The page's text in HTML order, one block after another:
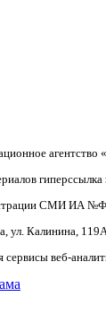
агентство
гиперссылка
СМИ ИА
ул. Калинина,
сервисы веб-